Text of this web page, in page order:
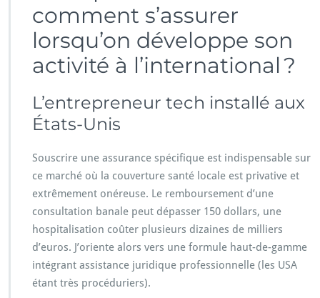
comment s’assurer
lorsqu’on développe son
activité à l’international ?
L’entrepreneur tech installé aux
États-Unis
Souscrire une assurance spécifique est indispensable sur
ce marché où la couverture santé locale est privative et
extrêmement onéreuse. Le remboursement d’une
consultation banale peut dépasser 150 dollars, une
hospitalisation coûter plusieurs dizaines de milliers
d’euros. J’oriente alors vers une formule haut-de-gamme
intégrant assistance juridique professionnelle (les USA
étant très procéduriers).